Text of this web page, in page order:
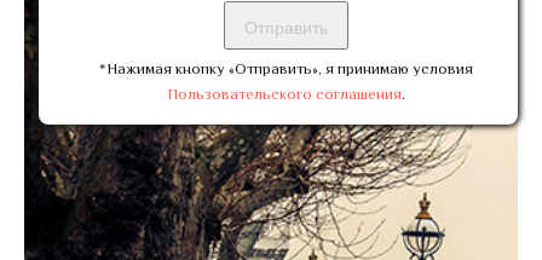
*Нажимая кнопку «Отправить», я принимаю условия
Пользовательского соглашения.